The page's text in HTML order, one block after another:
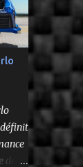
Ryan
définit